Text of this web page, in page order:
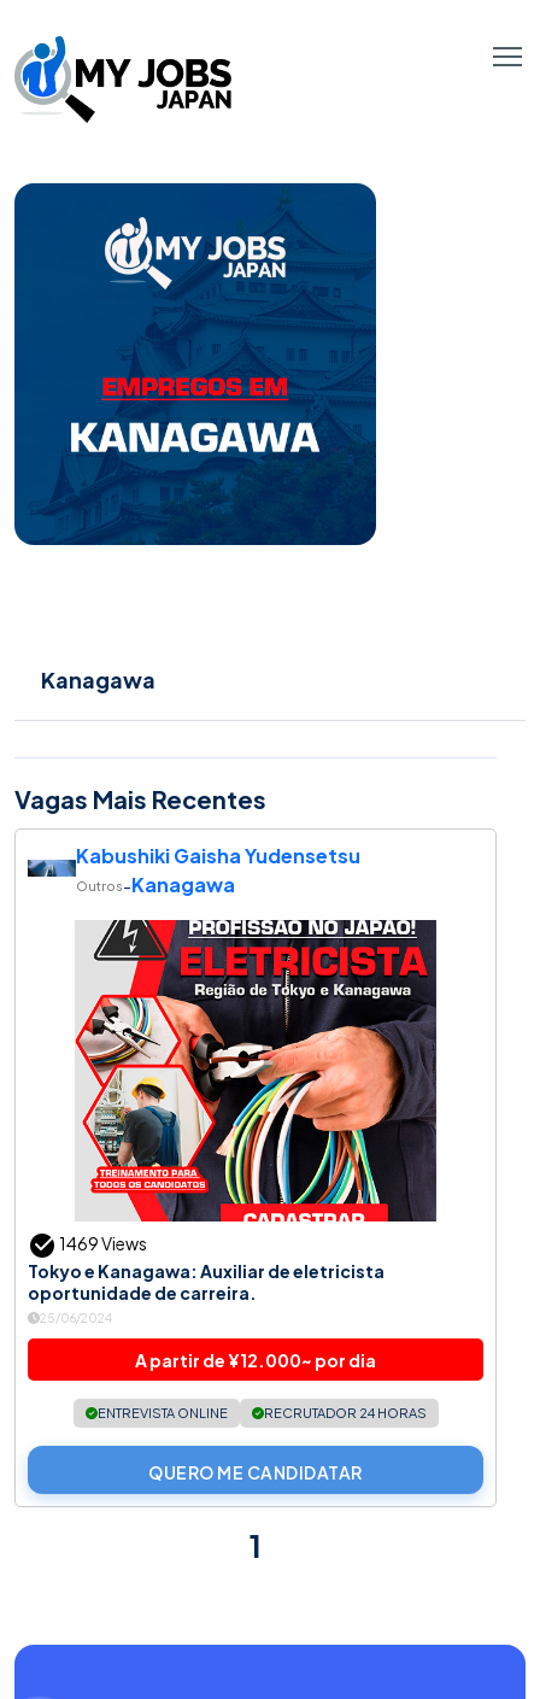
Kanagawa
Vagas Mais Recentes
Kabushiki Gaisha Yudensetsu
Outros-Kanagawa
1469 Views
Tokyo e Kanagawa: Auxiliar de eletricista
oportunidade de carreira.
25/06/2024
A partir de ¥12.000~ por dia
ENTREVISTA ONLINE RECRUTADOR 24 HORAS
QUERO ME CANDIDATAR
1